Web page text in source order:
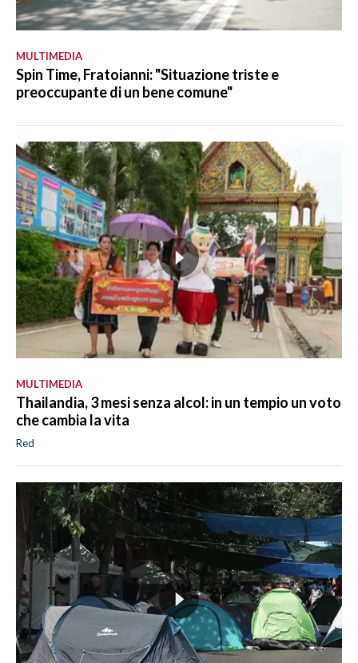
MULTIMEDIA
Spin Time, Fratoianni: "Situazione triste e
preoccupante di un bene comune"
MULTIMEDIA
Thailandia, 3 mesi senza alcol: in un tempio un voto
che cambia la vita
Red